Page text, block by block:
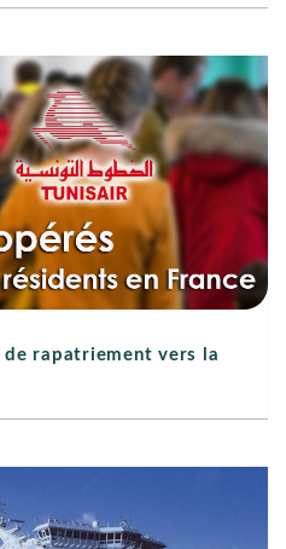
de rapatriement vers la